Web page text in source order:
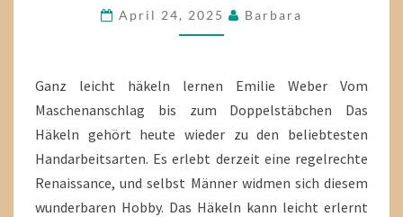
LERNEN
April 24, 2025 Barbara
Ganz leicht häkeln lernen Emilie Weber Vom
Maschenanschlag bis zum Doppelstäbchen Das
Häkeln gehört heute wieder zu den beliebtesten
Handarbeitsarten. Es erlebt derzeit eine regelrechte
Renaissance, und selbst Männer widmen sich diesem
wunderbaren Hobby. Das Häkeln kann leicht erlernt